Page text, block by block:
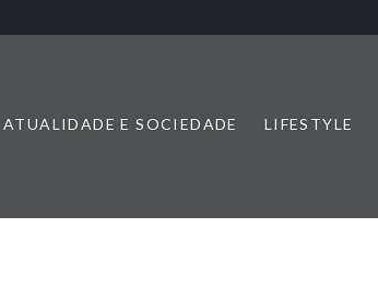
ATUALIDADE E SOCIEDADE LIFESTYLE